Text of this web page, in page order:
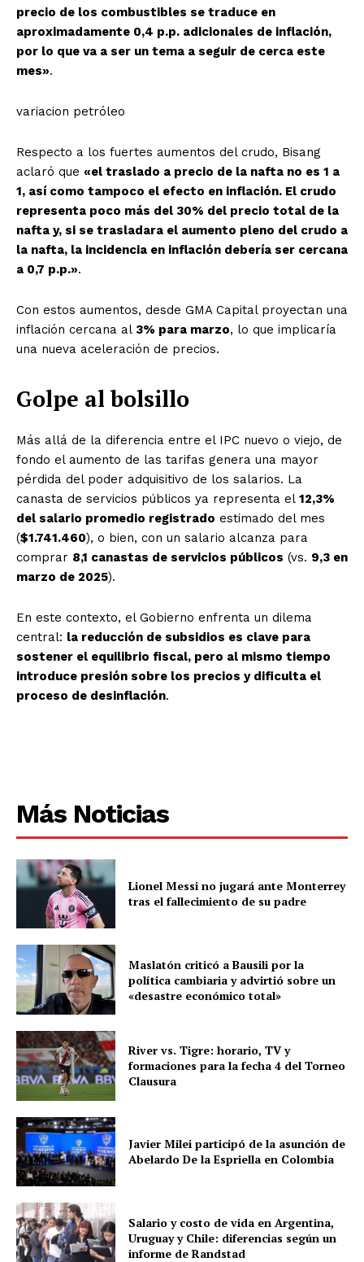
precio de los combustibles se traduce en
aproximadamente 0,4 p.p. adicionales de inflación,
por lo que va a ser un tema a seguir de cerca este
mes».
variacion petróleo
Respecto a los fuertes aumentos del crudo, Bisang
aclaró que «el traslado a precio de la nafta no es 1 a
1, así como tampoco el efecto en inflación. El crudo
representa poco más del 30% del precio total de la
nafta y, si se trasladara el aumento pleno del crudo a
la nafta, la incidencia en inflación debería ser cercana
a 0,7 p.p.».
Con estos aumentos, desde GMA Capital proyectan una
inflación cercana al 3% para marzo, lo que implicaría
una nueva aceleración de precios.
Golpe al bolsillo
Más allá de la diferencia entre el IPC nuevo o viejo, de
fondo el aumento de las tarifas genera una mayor
pérdida del poder adquisitivo de los salarios. La
canasta de servicios públicos ya representa el 12,3%
del salario promedio registrado estimado del mes
($1.741.460), o bien, con un salario alcanza para
comprar 8,1 canastas de servicios públicos (vs. 9,3 en
marzo de 2025).
En este contexto, el Gobierno enfrenta un dilema
central: la reducción de subsidios es clave para
sostener el equilibrio fiscal, pero al mismo tiempo
introduce presión sobre los precios y dificulta el
proceso de desinflación.
Más Noticias
Lionel Messi no jugará ante Monterrey
tras el fallecimiento de su padre
Maslatón criticó a Bausili por la
política cambiaria y advirtió sobre un
«desastre económico total»
River vs. Tigre: horario, TV y
formaciones para la fecha 4 del Torneo
Clausura
Javier Milei participó de la asunción de
Abelardo De la Espriella en Colombia
Salario y costo de vida en Argentina,
Uruguay y Chile: diferencias según un
informe de Randstad